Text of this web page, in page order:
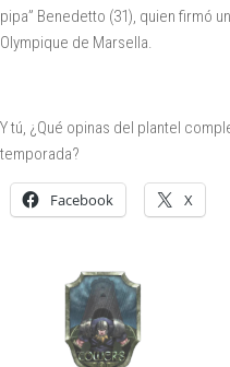
pipa” Benedetto (31), quien firmó
Olympique de Marsella.
Y tú, ¿Qué opinas del plantel
temporada?
Facebook X